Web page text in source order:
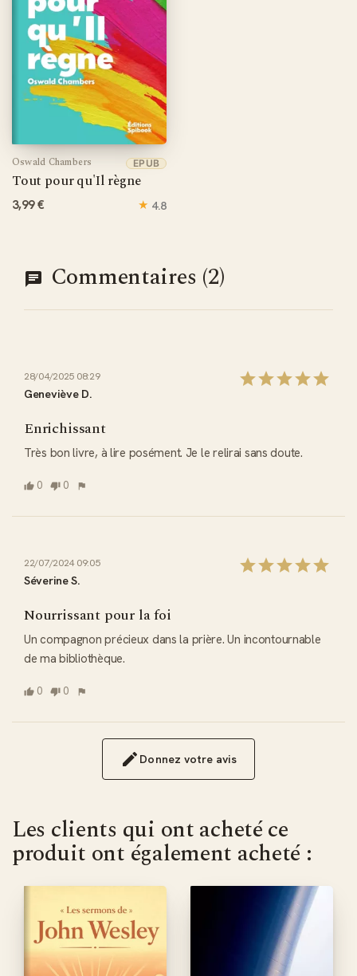
Oswald Chambers
Tout pour qu'Il règne
EPUB
3,99 € ★ 4.8
Commentaires (2)
28/04/2025 08:29
Geneviève D.
Enrichissant
Très bon livre, à lire posément. Je le relirai sans doute.
0 0
22/07/2024 09:05
Séverine S.
Nourrissant pour la foi
Un compagnon précieux dans la prière. Un incontournable
de ma bibliothèque.
0 0
Donnez votre avis
Les clients qui ont acheté ce
produit ont également acheté :